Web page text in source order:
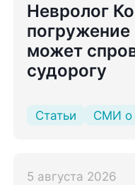
Невролог
погружение
может
судорогу
Статьи СМИ о
5 августа 2026